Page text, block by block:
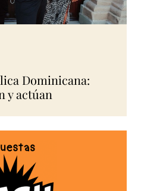
Dominicana:
y actúan